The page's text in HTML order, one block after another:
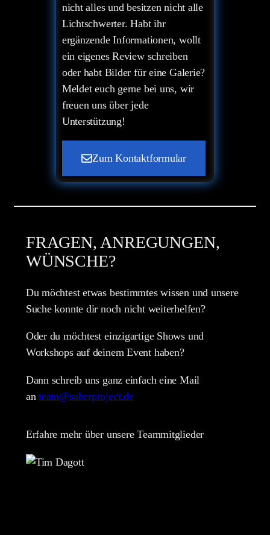
nicht alles und besitzen nicht alle
Lichtschwerter. Habt ihr
ergänzende Informationen, wollt
ein eigenes Review schreiben
oder habt Bilder für eine Galerie?
Meldet euch gerne bei uns, wir
freuen uns über jede
Unterstützung!
Zum Kontaktformular
FRAGEN, ANREGUNGEN,
WÜNSCHE?
Du möchtest etwas bestimmtes wissen und unsere
Suche konnte dir noch nicht weiterhelfen?
Oder du möchtest einzigartige Shows und
Workshops auf deinem Event haben?
Dann schreib uns ganz einfach eine Mail
anteam@saberproject.de
Erfahre mehr über unsere Teammitglieder